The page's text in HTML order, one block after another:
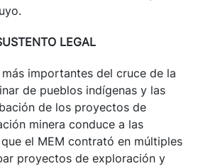
LEGAL
importantes del cruce de la
de pueblos indígenas y las
de los proyectos de
minera conduce a las
el MEM contrató en múltiples
proyectos de exploración y